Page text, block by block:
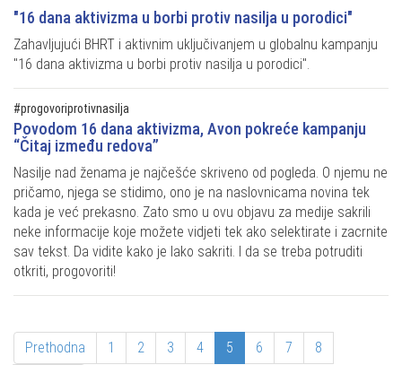
"16 dana aktivizma u borbi protiv nasilja u porodici"
Zahavljujući BHRT i aktivnim uključivanjem u globalnu kampanju
"16 dana aktivizma u borbi protiv nasilja u porodici".
#progovoriprotivnasilja
Povodom 16 dana aktivizma, Avon pokreće kampanju
“Čitaj između redova”
Nasilje nad ženama je najčešće skriveno od pogleda. O njemu ne
pričamo, njega se stidimo, ono je na naslovnicama novina tek
kada je već prekasno. Zato smo u ovu objavu za medije sakrili
neke informacije koje možete vidjeti tek ako selektirate i zacrnite
sav tekst. Da vidite kako je lako sakriti. I da se treba potruditi
otkriti, progovoriti!
Prethodna 1 2 3 4 5 6 7 8